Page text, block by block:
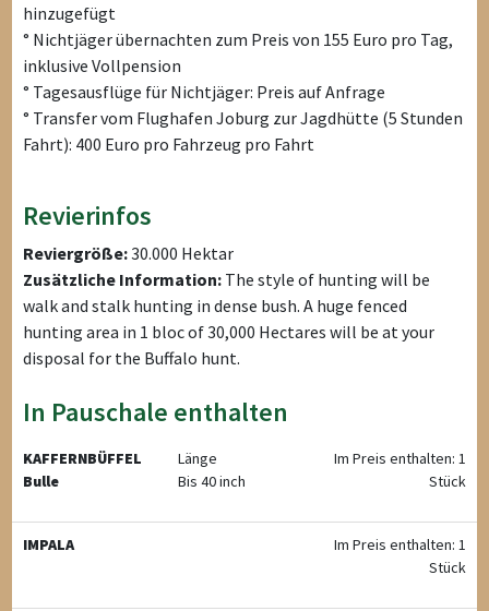
hinzugefügt
° Nichtjäger übernachten zum Preis von 155 Euro pro Tag,
inklusive Vollpension
° Tagesausflüge für Nichtjäger: Preis auf Anfrage
° Transfer vom Flughafen Joburg zur Jagdhütte (5 Stunden
Fahrt): 400 Euro pro Fahrzeug pro Fahrt
Revierinfos
Reviergröße:30.000 Hektar
Zusätzliche Information: The style of hunting will be
walk and stalk hunting in dense bush. A huge fenced
hunting area in 1 bloc of 30,000 Hectares will be at your
disposal for the Buffalo hunt.
In Pauschale enthalten
KAFFERNBÜFFEL
Bulle
Länge
Bis 40 inch
Im Preis enthalten: 1
Stück
IMPALA
Im Preis enthalten: 1
Stück